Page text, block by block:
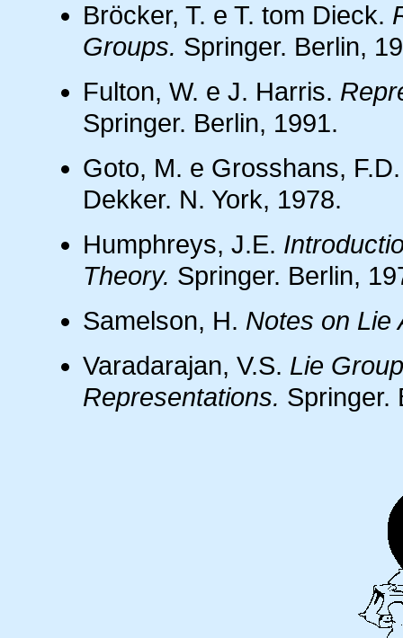
Bröcker, T. e T. tom Dieck.
Groups. Springer. Berlin,
Fulton, W. e J. Harris.
Springer. Berlin, 1991.
Goto, M. e Grosshans,
Dekker. N. York, 1978.
Humphreys, J.E.
Theory. Springer. Berlin,
Samelson, H. Notes on Lie
Varadarajan, V.S. Lie
Representations. Springer.